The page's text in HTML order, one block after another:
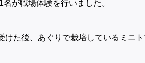
が職場体験を行いました。
た後、あぐりで栽培しているミニ